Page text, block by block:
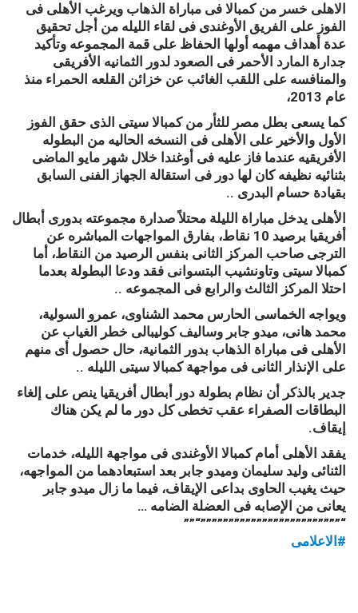
الاهلى خسر من كمبالا فى مباراة الذهاب ويرغب الأهلى فى
الفوز على الفريق الأوغندى فى لقاء الليله من أجل تحقيق
عدة أهداف مهمه أولها الحفاظ على قمة المجموعه وتأكيد
جدارة المارد الأحمر فى الصعود لدور الثمانيه الأفريقى
والمنافسه على اللقب الغائب عن خزائن القلعه الحمراء منذ
عام 2013،
كما يسعى بطل مصر للثأر من كمبالا سيتى الذى حقق الفوز
الأول والأخير على الأهلى فى النسخه الحاليه من البطوله
الأفريقيه عندما فاز عليه فى أوغندا خلال شهر مايو الماضى
بثنائيه نظيفه كان لها دور فى استقالة الجهاز الفنى السابق
بقيادة حسام البدرى ..
الأهلى يدخل مباراة الليلة محتلاً صدارة مجموعته بدورى أبطال
أفريقيا برصيد 10 نقاط، بفارق المواجهات المباشره عن
الترجى صاحب المركز الثانى بنفس الرصيد من النقاط، أما
كمبالا سيتى وتاونشيب البتسوانى فقد ودعا البطولة بعدما
احتلا المركز الثالث والرابع فى المجموعه ..
ويواجه الخماسى الحارس محمد الشناوى، عمرو السولية،
محمد هانى، ميدو جابر وساليف كوليبالى خطر الغياب عن
الأهلى فى مباراة الذهاب بدور الثمانية، حال حصول أى منهم
على الإنذار الثانى فى مواجهة كمبالا سيتى الليله ..
جدير بالذكر أن نظام بطولة دور أبطال أفريقيا ينص على إلغاء
البطاقات الصفراء عقب تخطى كل دور ما لم يكن هناك
إيقاف.
يفقد الأهلى أمام كمبالا الأوغندى فى مواجهة الليله، خدمات
الثنائى وليد سليمان وميدو جابر بعد استبعادهما من المواجهه،
حيث يغيب الحاوى بداعى الإيقاف، فيما ما زال ميدو جابر
يعانى من الإصابه فى العضلة الضامه …
“”””””””””””””””””””””””””
“””
#الاعلامى